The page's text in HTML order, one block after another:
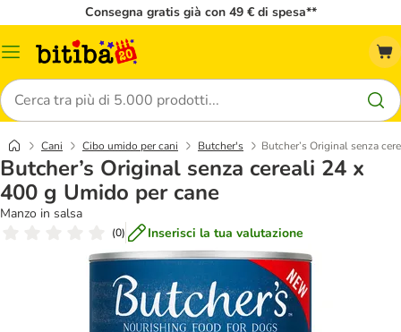
Consegna gratis già con 49 € di spesa**
Overview
Cerca
Cani Cibo umido per cani Butcher's Butcher’s Original senza
Butcher’s Original senza cereali 24 x
400 g Umido per cane
Manzo in salsa
(0) Inserisci la tua valutazione